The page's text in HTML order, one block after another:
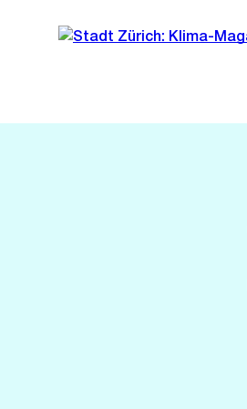
Navigation
Sprunglink